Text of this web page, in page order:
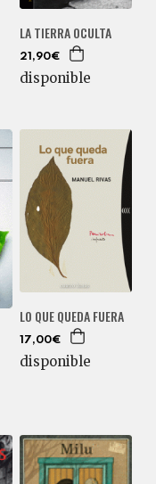
LA TIERRA OCULTA
21,90€
disponible
LO QUE QUEDA FUERA
17,00€
disponible